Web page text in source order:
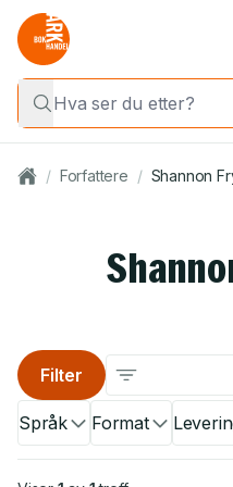
/ Forfattere / Shannon
Språk Format
Filter